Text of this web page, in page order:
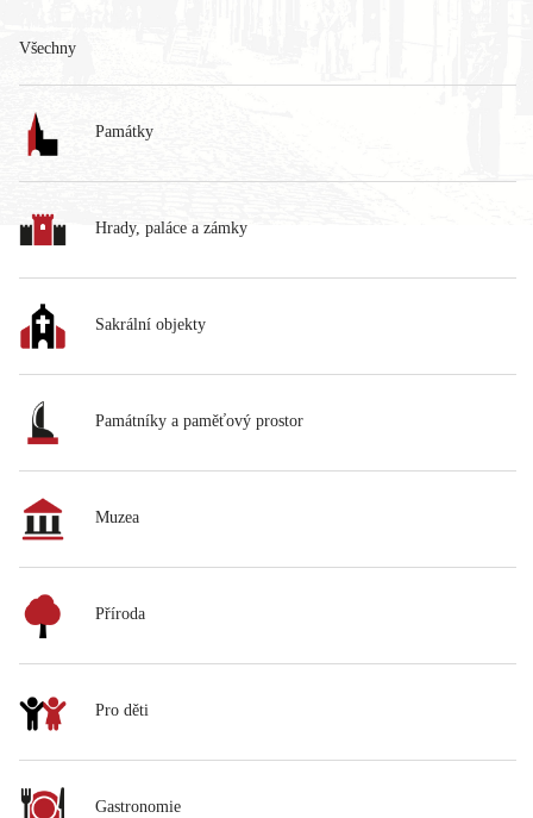
Všechny
Památky
Hrady, paláce a zámky
Sakrální objekty
Památníky a paměťový prostor
Muzea
Příroda
Pro děti
Gastronomie